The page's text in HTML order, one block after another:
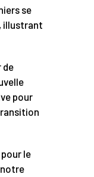
se
illustrant
de
pour
le
notre